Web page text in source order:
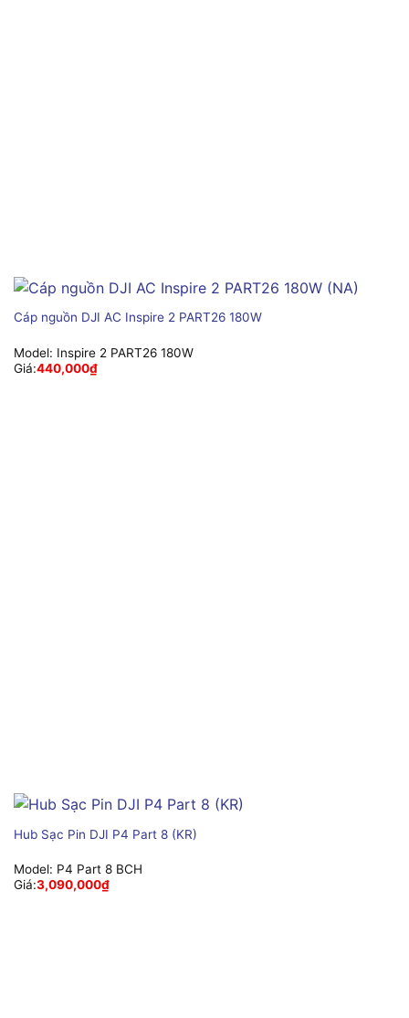
Cáp nguồn DJI AC Inspire 2 PART26 180W
Model: Inspire 2 PART26 180W
Giá:440,000₫
Hub Sạc Pin DJI P4 Part 8 (KR)
Model: P4 Part 8 BCH
Giá:3,090,000₫